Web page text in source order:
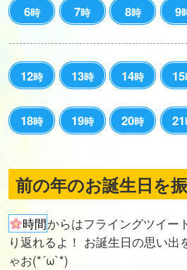
6時 7時 8時 9
12時 13時 14時 15
18時 19時 20時 21
前の年のお誕生日を
時間からはフライングツイー
り返れるよ！ お誕生日の思い出
ゃお(*´ω`*)